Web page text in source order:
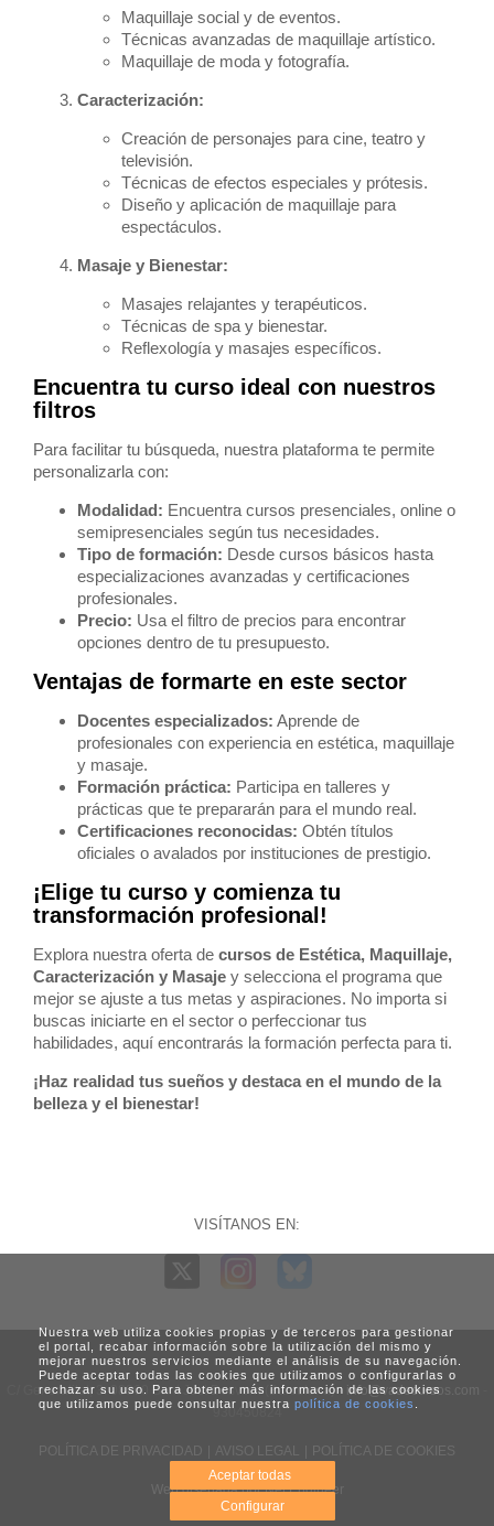
Maquillaje social y de eventos.
Técnicas avanzadas de maquillaje artístico.
Maquillaje de moda y fotografía.
Caracterización:
Creación de personajes para cine, teatro y
televisión.
Técnicas de efectos especiales y prótesis.
Diseño y aplicación de maquillaje para
espectáculos.
Masaje y Bienestar:
Masajes relajantes y terapéuticos.
Técnicas de spa y bienestar.
Reflexología y masajes específicos.
Encuentra tu curso ideal con nuestros
filtros
Para facilitar tu búsqueda, nuestra plataforma te permite
personalizarla con:
Modalidad: Encuentra cursos presenciales, online o
semipresenciales según tus necesidades.
Tipo de formación: Desde cursos básicos hasta
especializaciones avanzadas y certificaciones
profesionales.
Precio: Usa el filtro de precios para encontrar
opciones dentro de tu presupuesto.
Ventajas de formarte en este sector
Docentes especializados: Aprende de
profesionales con experiencia en estética, maquillaje
y masaje.
Formación práctica: Participa en talleres y
prácticas que te prepararán para el mundo real.
Certificaciones reconocidas: Obtén títulos
oficiales o avalados por instituciones de prestigio.
¡Elige tu curso y comienza tu
transformación profesional!
Explora nuestra oferta decursos de Estética, Maquillaje,
Caracterización y Masaje y selecciona el programa que
mejor se ajuste a tus metas y aspiraciones. No importa si
buscas iniciarte en el sector o perfeccionar tus
habilidades, aquí encontrarás la formación perfecta para ti.
¡Haz realidad tus sueños y destaca en el mundo de la
belleza y el bienestar!
VISÍTANOS EN:
C/ Generalitat, 3. 08960 Sant Just Desvern (Barcelona) - info@vadecursos.com
930450824
POLÍTICA DE PRIVACIDAD AVISO LEGAL POLÍTICA DE COOKIES
Web diseñada por Net Engineer
Nuestra web utiliza cookies propias y de terceros para gestionar
el portal, recabar información sobre la utilización del mismo y
mejorar nuestros servicios mediante el análisis de su navegación.
Puede aceptar todas las cookies que utilizamos o configurarlas o
rechazar su uso. Para obtener más información de las cookies
que utilizamos puede consultar nuestra política de cookies
Aceptar todas
Configurar